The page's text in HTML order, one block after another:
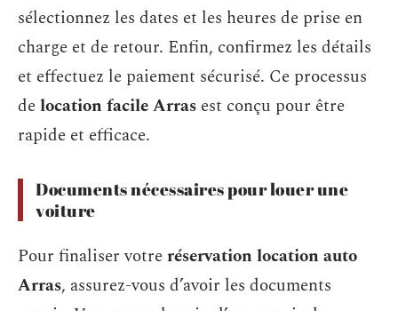
sélectionnez les dates et les heures de prise en
charge et de retour. Enfin, confirmez les détails
et effectuez le paiement sécurisé. Ce processus
delocation facile Arras est conçu pour être
rapide et efficace.
Documents nécessaires pour louer une
voiture
Pour finaliser votreréservation location auto
Arras, assurez-vous d’avoir les documents